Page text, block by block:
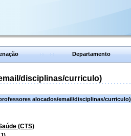
Departamento
disciplinas/curriculo)
alocados/email/disciplinas/curriculo)
(CTS)